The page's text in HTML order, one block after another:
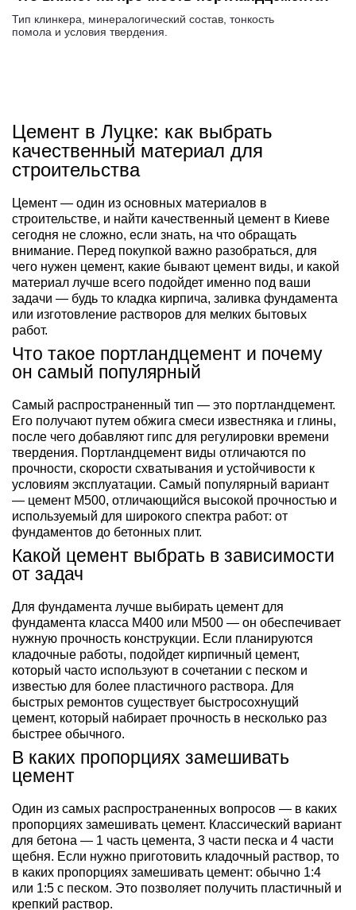
Тип клинкера, минералогический состав, тонкость
помола и условия твердения.
Цемент в Луцке: как выбрать
качественный материал для
строительства
Цемент — один из основных материалов в
строительстве, и найти качественный цемент в Киеве
сегодня не сложно, если знать, на что обращать
внимание. Перед покупкой важно разобраться, для
чего нужен цемент, какие бывают цемент виды, и какой
материал лучше всего подойдет именно под ваши
задачи — будь то кладка кирпича, заливка фундамента
или изготовление растворов для мелких бытовых
работ.
Что такое портландцемент и почему
он самый популярный
Самый распространенный тип — это портландцемент.
Его получают путем обжига смеси известняка и глины,
после чего добавляют гипс для регулировки времени
твердения. Портландцемент виды отличаются по
прочности, скорости схватывания и устойчивости к
условиям эксплуатации. Самый популярный вариант
— цемент М500, отличающийся высокой прочностью и
используемый для широкого спектра работ: от
фундаментов до бетонных плит.
Какой цемент выбрать в зависимости
от задач
Для фундамента лучше выбирать цемент для
фундамента класса М400 или М500 — он обеспечивает
нужную прочность конструкции. Если планируются
кладочные работы, подойдет кирпичный цемент,
который часто используют в сочетании с песком и
известью для более пластичного раствора. Для
быстрых ремонтов существует быстросохнущий
цемент, который набирает прочность в несколько раз
быстрее обычного.
В каких пропорциях замешивать
цемент
Один из самых распространенных вопросов — в каких
пропорциях замешивать цемент. Классический вариант
для бетона — 1 часть цемента, 3 части песка и 4 части
щебня. Если нужно приготовить кладочный раствор, то
в каких пропорциях замешивать цемент: обычно 1:4
или 1:5 с песком. Это позволяет получить пластичный и
крепкий раствор.